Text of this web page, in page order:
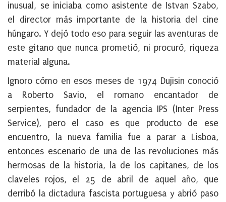
inusual, se iniciaba como asistente de Istvan Szabo,
el director más importante de la historia del cine
húngaro. Y dejó todo eso para seguir las aventuras de
este gitano que nunca prometió, ni procuró, riqueza
material alguna.
Ignoro cómo en esos meses de 1974 Dujisin conoció
a Roberto Savio, el romano encantador de
serpientes, fundador de la agencia IPS (Inter Press
Service), pero el caso es que producto de ese
encuentro, la nueva familia fue a parar a Lisboa,
entonces escenario de una de las revoluciones más
hermosas de la historia, la de los capitanes, de los
claveles rojos, el 25 de abril de aquel año, que
derribó la dictadura fascista portuguesa y abrió paso